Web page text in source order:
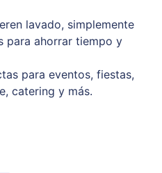
lavado, simplemente
para ahorrar tiempo y
para eventos, fiestas,
catering y más.